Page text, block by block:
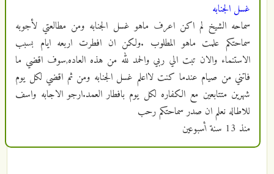
غسل الجنابه
سماحه الشيخ لم اكن اعرف ماهو غسل الجنابه ومن مطالعتي لأجوبه
سماحتكم علمت ماهو المطلوب .ولكن ان افطرت اربعه ايام بسبب
الاستنماء والان تبت الي ربي والحمد لله من هذه العاده,سوف اقضي ما
فاتني من صيام عندما كنت لااعلم غسل الجنابه ومن ثم اقضي لكل يوم
شهرين متتابعين مع الكفاره لكل يوم بافطار العمد.ارجو الاجابه واسف
للاطاله نعلم ان صدر سماحتكم رحب
منذ 13 سنة أسبوعين